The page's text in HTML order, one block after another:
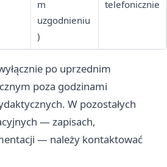
m
uzgodnieniu
)
telefonicznie
po uprzednim
poza godzinami
W pozostałych
— zapisach,
— należy kontaktować